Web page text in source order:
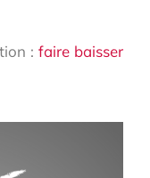
: faire baisser